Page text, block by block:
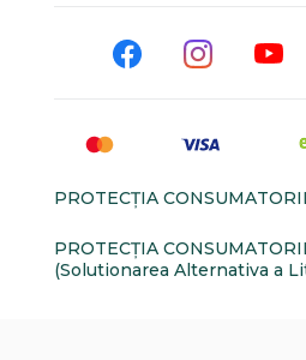
PROTECŢIA
PROTECŢIA
(Solutionarea Alternativa a